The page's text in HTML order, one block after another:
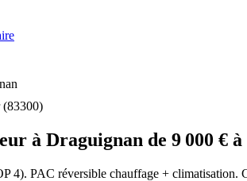
(83300)
à Draguignan de 9 000 € à
4). PAC réversible chauffage +